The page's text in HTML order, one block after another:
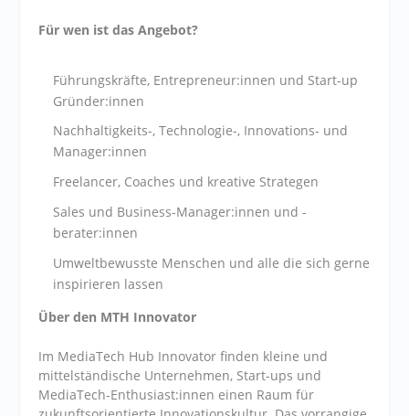
Für wen ist das Angebot?
Führungskräfte, Entrepreneur:innen und Start-up
Gründer:innen
Nachhaltigkeits-, Technologie-, Innovations- und
Manager:innen
Freelancer, Coaches und kreative Strategen
Sales und Business-Manager:innen und -
berater:innen
Umweltbewusste Menschen und alle die sich gerne
inspirieren lassen
Über den MTH Innovator
Im MediaTech Hub Innovator finden kleine und
mittelständische Unternehmen, Start-ups und
MediaTech-Enthusiast:innen einen Raum für